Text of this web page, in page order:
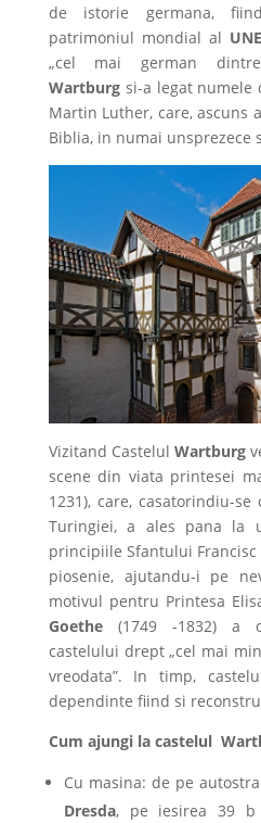
de istorie germana,
patrimoniul mondial al
„cel mai german dintre
Wartburgsi-a legat numele
Martin Luther, care, ascuns
Biblia, in numai unsprezece
Vizitand CastelulWartburg
scene din viata printesei
1231), care, casatorindiu-
Turingiei, a ales pana la
principiile Sfantului Francisc
piosenie, ajutandu-i pe
motivul pentru Printesa
Goethe(1749 -1832) a
castelului drept „cel mai
vreodata”. In timp,
dependinte fiind si
Cum ajungi la castelul
Cu masina: de pe
Dresda, pe iesirea 39 b